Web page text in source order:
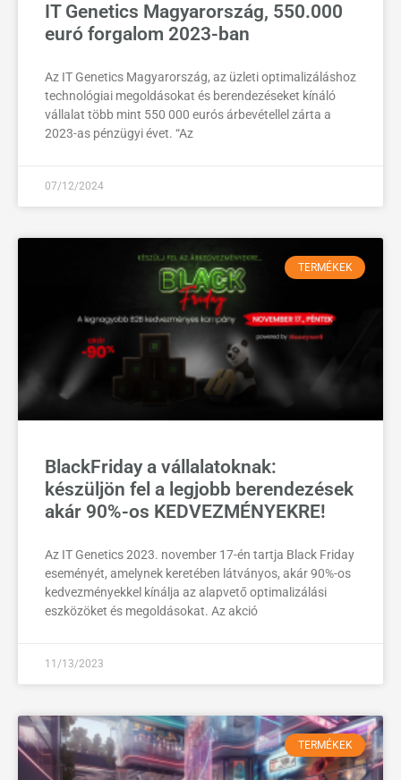
IT Genetics Magyarország, 550.000
euró forgalom 2023-ban
Az IT Genetics Magyarország, az üzleti optimalizáláshoz
technológiai megoldásokat és berendezéseket kínáló
vállalat több mint 550 000 eurós árbevétellel zárta a
2023-as pénzügyi évet. “Az
07/12/2024
TERMÉKEK
BlackFriday a vállalatoknak:
készüljön fel a legjobb berendezések
akár 90%-os KEDVEZMÉNYEKRE!
Az IT Genetics 2023. november 17-én tartja Black Friday
eseményét, amelynek keretében látványos, akár 90%-os
kedvezményekkel kínálja az alapvető optimalizálási
eszközöket és megoldásokat. Az akció
11/13/2023
TERMÉKEK